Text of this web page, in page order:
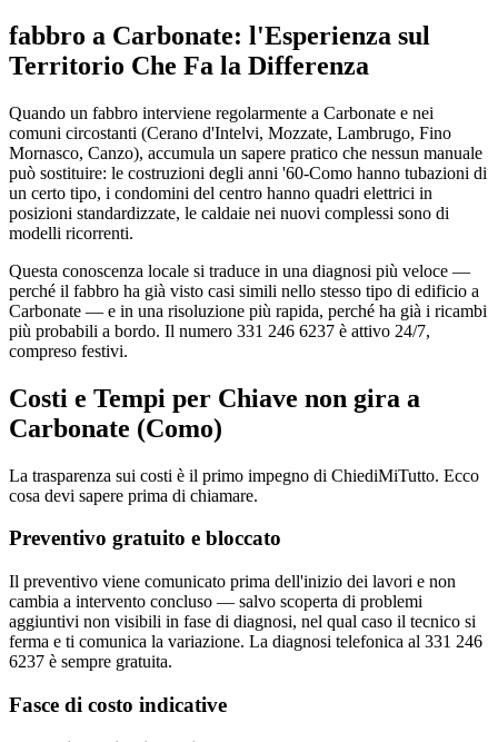
fabbro a Carbonate: l'Esperienza sul
Territorio Che Fa la Differenza
Quando un fabbro interviene regolarmente a Carbonate e nei
comuni circostanti (Cerano d'Intelvi, Mozzate, Lambrugo, Fino
Mornasco, Canzo), accumula un sapere pratico che nessun manuale
può sostituire: le costruzioni degli anni '60-Como hanno tubazioni di
un certo tipo, i condomini del centro hanno quadri elettrici in
posizioni standardizzate, le caldaie nei nuovi complessi sono di
modelli ricorrenti.
Questa conoscenza locale si traduce in una diagnosi più veloce —
perché il fabbro ha già visto casi simili nello stesso tipo di edificio a
Carbonate — e in una risoluzione più rapida, perché ha già i ricambi
più probabili a bordo. Il numero 331 246 6237 è attivo 24/7,
compreso festivi.
Costi e Tempi per Chiave non gira a
Carbonate (Como)
La trasparenza sui costi è il primo impegno di ChiediMiTutto. Ecco
cosa devi sapere prima di chiamare.
Preventivo gratuito e bloccato
Il preventivo viene comunicato prima dell'inizio dei lavori e non
cambia a intervento concluso — salvo scoperta di problemi
aggiuntivi non visibili in fase di diagnosi, nel qual caso il tecnico si
ferma e ti comunica la variazione. La diagnosi telefonica al 331 246
6237 è sempre gratuita.
Fasce di costo indicative